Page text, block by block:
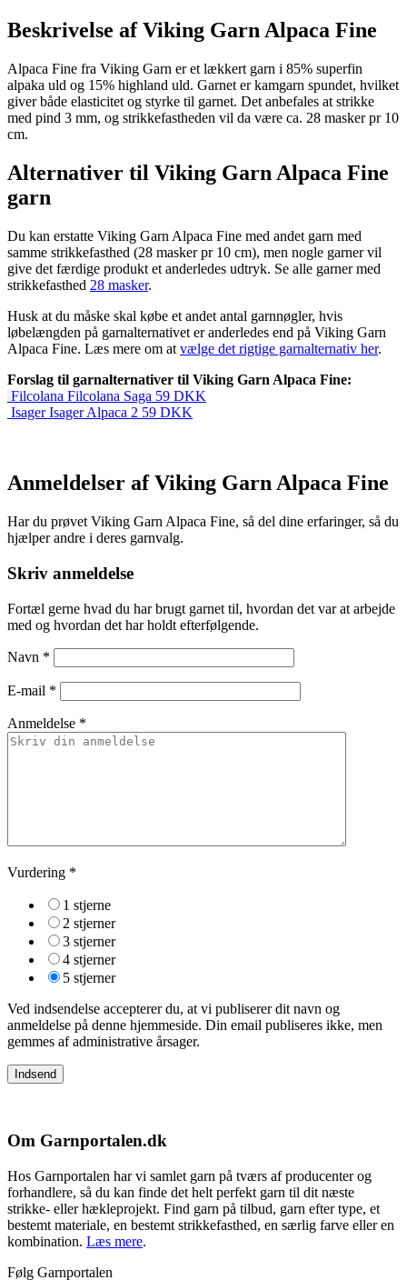
Beskrivelse af Viking Garn Alpaca Fine
Alpaca Fine fra Viking Garn er et lækkert garn i 85% superfin
alpaka uld og 15% highland uld. Garnet er kamgarn spundet, hvilket
giver både elasticitet og styrke til garnet. Det anbefales at strikke
med pind 3 mm, og strikkefastheden vil da være ca. 28 masker pr 10
cm.
Alternativer til Viking Garn Alpaca Fine
garn
Du kan erstatte Viking Garn Alpaca Fine med andet garn med
samme strikkefasthed (28 masker pr 10 cm), men nogle garner vil
give det færdige produkt et anderledes udtryk. Se alle garner med
strikkefasthed 28 masker.
Husk at du måske skal købe et andet antal garnnøgler, hvis
løbelængden på garnalternativet er anderledes end på Viking Garn
Alpaca Fine. Læs mere om at vælge det rigtige garnalternativ her.
Forslag til garnalternativer til Viking Garn Alpaca Fine:
Filcolana Filcolana Saga 59 DKK
Isager Isager Alpaca 2 59 DKK
Anmeldelser af Viking Garn Alpaca Fine
Har du prøvet Viking Garn Alpaca Fine, så del dine erfaringer, så du
hjælper andre i deres garnvalg.
Skriv anmeldelse
Fortæl gerne hvad du har brugt garnet til, hvordan det var at arbejde
med og hvordan det har holdt efterfølgende.
Navn *
E-mail *
Anmeldelse *
Vurdering *
1 stjerne
2 stjerner
3 stjerner
4 stjerner
5 stjerner
Ved indsendelse accepterer du, at vi publiserer dit navn og
anmeldelse på denne hjemmeside. Din email publiseres ikke, men
gemmes af administrative årsager.
Om Garnportalen.dk
Hos Garnportalen har vi samlet garn på tværs af producenter og
forhandlere, så du kan finde det helt perfekt garn til dit næste
strikke- eller hækleprojekt. Find garn på tilbud, garn efter type, et
bestemt materiale, en bestemt strikkefasthed, en særlig farve eller en
kombination. Læs mere.
Følg Garnportalen